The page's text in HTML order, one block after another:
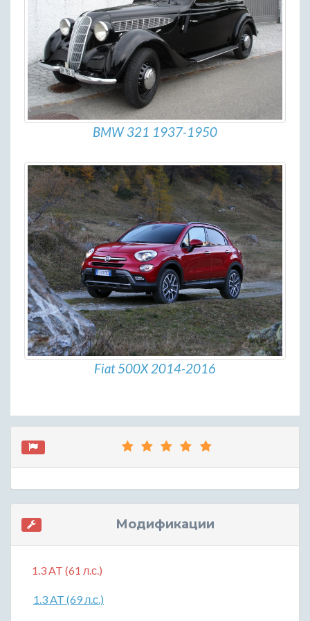
BMW 321 1937-1950
Fiat 500X 2014-2016
Модификации
1.3 AT (61 л.с.)
1.3 AT (69 л.с.)